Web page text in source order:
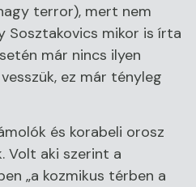
terror), mert nem
Sosztakovics mikor is írta
már nincs ilyen
ez már tényleg
és korabeli orosz
Volt aki szerint a
„a kozmikus térben a